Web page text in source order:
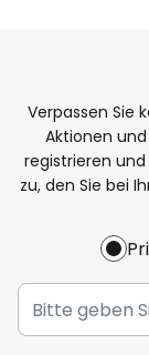
Verpassen Sie
Aktionen
registrieren
zu, den Sie bei